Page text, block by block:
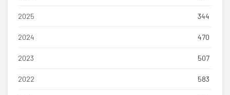
2025 344
2024 470
2023 507
2022 583